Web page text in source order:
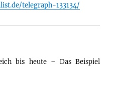
telegraph-133134/
bis heute – Das Beispiel